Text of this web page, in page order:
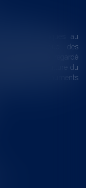
historiques au
et touristique des
été regardé
de la culture du
des monuments